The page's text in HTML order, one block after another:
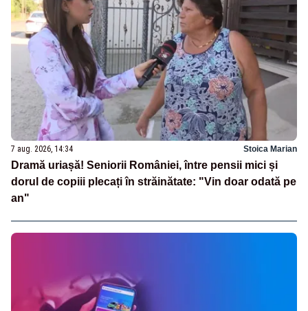
7 aug. 2026, 14:34 Stoica Marian
Dramă uriașă! Seniorii României, între pensii mici și
dorul de copiii plecați în străinătate: "Vin doar odată pe
an"